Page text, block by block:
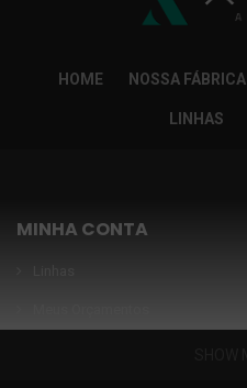
HOME NOSSA FÁBRICA
LINHAS
MINHA CONTA